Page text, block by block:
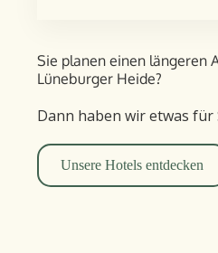
Sie planen einen längeren
Lüneburger Heide?
Dann haben wir etwas für
Unsere Hotels entdecken